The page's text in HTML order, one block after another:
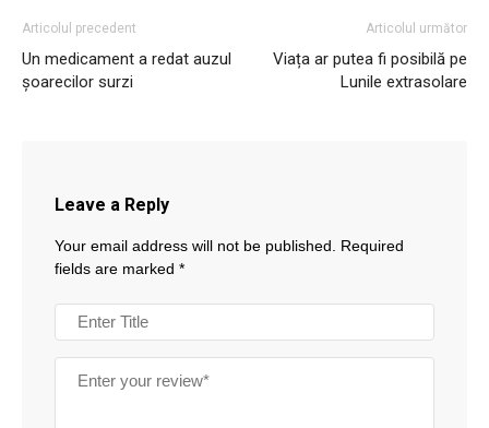
Articolul precedent
Un medicament a redat auzul
șoarecilor surzi
Articolul următor
Viața ar putea fi posibilă pe
Lunile extrasolare
Leave a Reply
Your email address will not be published.
Required
fields are marked *